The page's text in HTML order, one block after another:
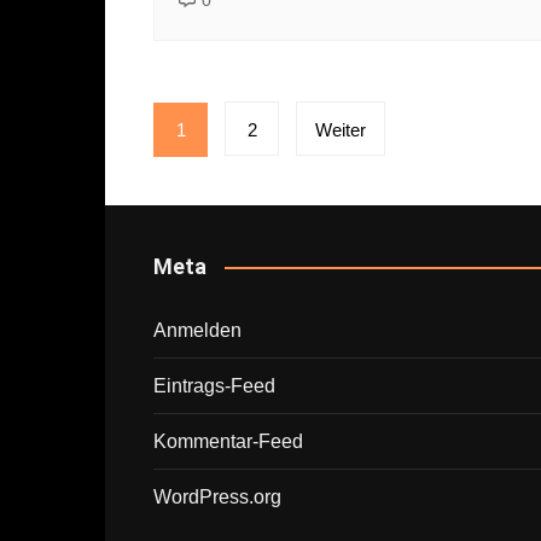
Seitennummerierung
der
Beiträge
1 2 Weiter
Meta
Anmelden
Eintrags-Feed
Kommentar-Feed
WordPress.org